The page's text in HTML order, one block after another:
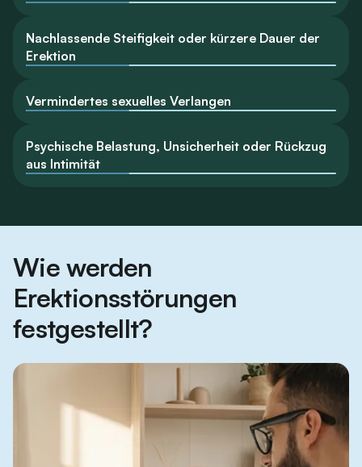
Nachlassende Steifigkeit oder kürzere Dauer der
Erektion
Vermindertes sexuelles Verlangen
Psychische Belastung, Unsicherheit oder Rückzug
aus Intimität
Wie werden
Erektionsstörungen
festgestellt?